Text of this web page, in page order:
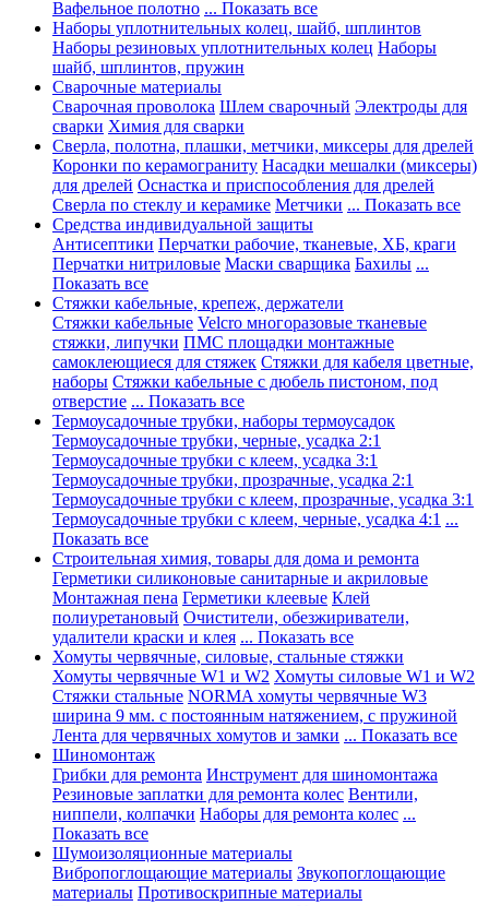
Вафельное полотно ... Показать все
Наборы уплотнительных колец, шайб, шплинтов
Наборы резиновых уплотнительных колец Наборы
шайб, шплинтов, пружин
Сварочные материалы
Сварочная проволока Шлем сварочный Электроды для
сварки Химия для сварки
Сверла, полотна, плашки, метчики, миксеры для дрелей
Коронки по керамограниту Насадки мешалки (миксеры)
для дрелей Оснастка и приспособления для дрелей
Сверла по стеклу и керамике Метчики ... Показать все
Средства индивидуальной защиты
Антисептики Перчатки рабочие, тканевые, ХБ, краги
Перчатки нитриловые Маски сварщика Бахилы ...
Показать все
Стяжки кабельные, крепеж, держатели
Стяжки кабельные Velcro многоразовые тканевые
стяжки, липучки ПМС площадки монтажные
самоклеющиеся для стяжек Стяжки для кабеля цветные,
наборы Стяжки кабельные с дюбель пистоном, под
отверстие ... Показать все
Термоусадочные трубки, наборы термоусадок
Термоусадочные трубки, черные, усадка 2:1
Термоусадочные трубки с клеем, усадка 3:1
Термоусадочные трубки, прозрачные, усадка 2:1
Термоусадочные трубки с клеем, прозрачные, усадка 3:1
Термоусадочные трубки с клеем, черные, усадка 4:1 ...
Показать все
Строительная химия, товары для дома и ремонта
Герметики силиконовые санитарные и акриловые
Монтажная пена Герметики клеевые Клей
полиуретановый Очистители, обезжириватели,
удалители краски и клея ... Показать все
Хомуты червячные, силовые, стальные стяжки
Хомуты червячные W1 и W2 Хомуты силовые W1 и W2
Стяжки стальные NORMA хомуты червячные W3
ширина 9 мм. с постоянным натяжением, с пружиной
Лента для червячных хомутов и замки ... Показать все
Шиномонтаж
Грибки для ремонта Инструмент для шиномонтажа
Резиновые заплатки для ремонта колес Вентили,
ниппели, колпачки Наборы для ремонта колес ...
Показать все
Шумоизоляционные материалы
Вибропоглощающие материалы Звукопоглощающие
материалы Противоскрипные материалы